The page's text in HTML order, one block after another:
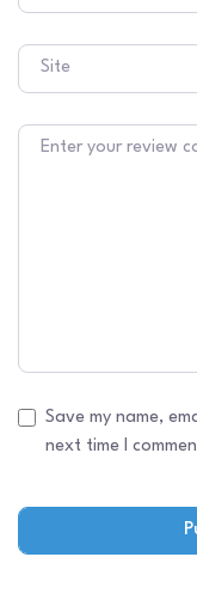
Site
Texto do comentário
Save my name,
next time I